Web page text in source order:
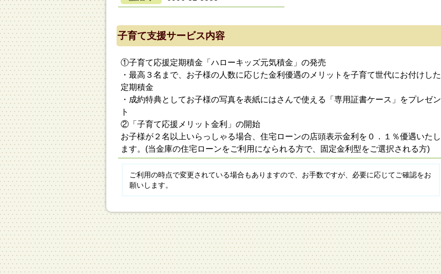
子育て支援サービス内容
①子育て応援定期積金「ハローキッズ元気積金」の発売
・最高３名まで、お子様の人数に応じた金利優遇のメリットを子育て世代にお付けした
定期積金
・成約特典としてお子様の写真を表紙にはさんで使える「専用証書ケース」をプレゼン
ト
②「子育て応援メリット金利」の開始
お子様が２名以上いらっしゃる場合、住宅ローンの店頭表示金利を０．１％優遇いたし
ます。(当金庫の住宅ローンをご利用になられる方で、固定金利型をご選択される方)
ご利用の時点で変更されている場合もありますので、お手数ですが、必要に応じてご確認をお
願いします。